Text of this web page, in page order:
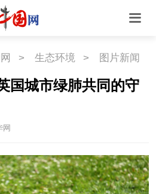
> 生态环境 > 图片新闻
国城市绿肺共同的守
网